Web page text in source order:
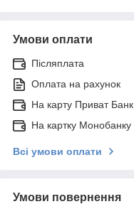
Умови оплати
Післяплата
Оплата на рахунок
На карту Приват Банк
На картку Монобанку
Всі умови оплати
Умови повернення